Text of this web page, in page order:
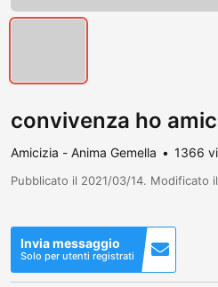
convivenza ho
Amicizia - Anima Gemella 1366
Pubblicato il 2021/03/14. Modificato
Invia messaggio
Solo per utenti registrati